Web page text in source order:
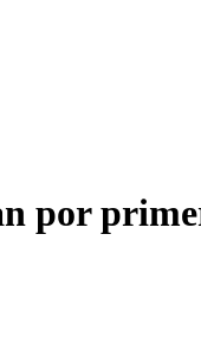
por